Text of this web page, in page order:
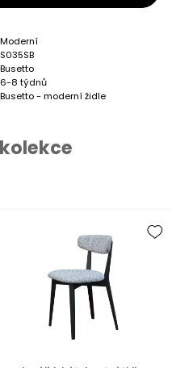
Moderní
S035SB
Busetto
6-8 týdnů
Busetto - moderní židle